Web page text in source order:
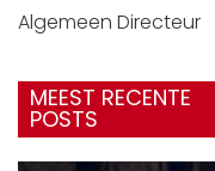
Algemeen Directeur
MEEST RECENTE
POSTS